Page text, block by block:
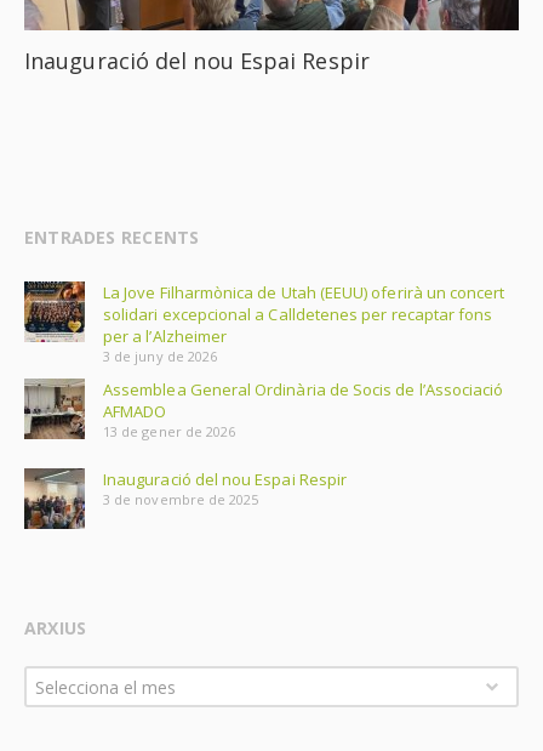
Inauguració del nou Espai Respir
ENTRADES RECENTS
La Jove Filharmònica de Utah (EEUU) oferirà un concert
solidari excepcional a Calldetenes per recaptar fons
per a l’Alzheimer
3 de juny de 2026
Assemblea General Ordinària de Socis de l’Associació
AFMADO
13 de gener de 2026
Inauguració del nou Espai Respir
3 de novembre de 2025
ARXIUS
Arxius
Selecciona el mes